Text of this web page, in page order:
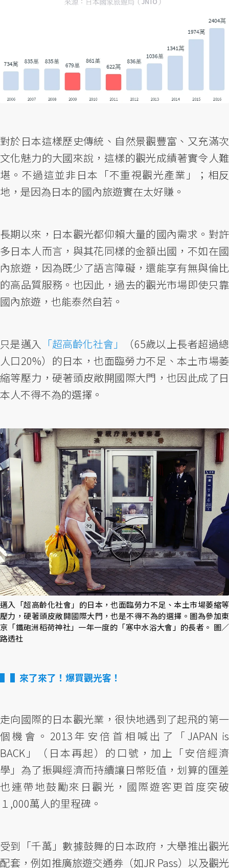
對於日本這樣歷史傳統、自然景觀豐富、又充滿次
文化魅力的大國來說，這樣的觀光成績著實令人難
堪。不過這並非日本「不重視觀光產業」；相反
地，是因為日本的國內旅遊實在太好賺。
長期以來，日本觀光都仰賴大量的國內需求。對許
多日本人而言，與其花同樣的金額出國，不如在國
內旅遊，因為既少了語言障礙，還能享有無與倫比
的高品質服務。也因此，過去的觀光市場即使只靠
國內旅遊，也能泰然自若。
只是邁入 「超高齡化社會」
（65歲以上長者超過總
人口20%）的日本，也面臨勞力不足、本土市場萎
縮等壓力，硬著頭皮敞開國際大門，也因此成了日
本人不得不為的選擇。
邁入「超高齡化社會」的日本，也面臨勞力不足、本土市場萎縮等
壓力，硬著頭皮敞開國際大門，也是不得不為的選擇。圖為參加東
京「鐵砲洲稻荷神社」一年一度的「寒中水浴大會」的長者。 圖／
路透社
▌來了來了！爆買觀光客！
走向國際的日本觀光業，很快地遇到了起飛的第一
個機會。2013年安倍首相喊出了「JAPAN is
BACK」（日本再起）的口號，加上「安倍經濟
學」為了振興經濟而持續讓日幣貶值，划算的匯差
也連帶地鼓勵來日觀光，國際遊客更首度突破
１,000萬人的里程碑。
受到「千萬」數據鼓舞的日本政府，大舉推出觀光
配套，例如推廣旅遊交通券（如JR Pass）以及觀光